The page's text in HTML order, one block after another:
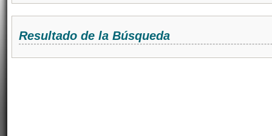
Resultado de la Búsqueda